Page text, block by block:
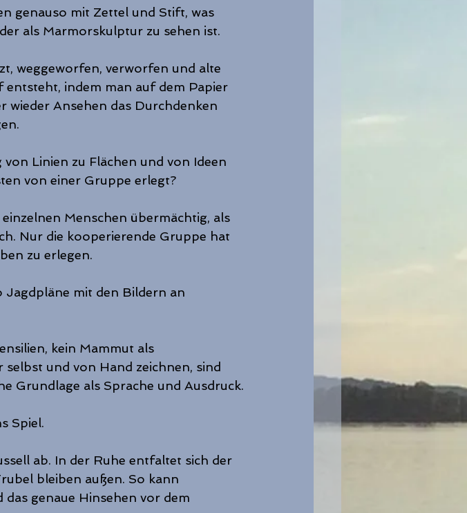
genauso mit Zettel und Stift, was
als Marmorskulptur zu sehen ist.
weggeworfen, verworfen und alte
entsteht, indem man auf dem Papier
wieder Ansehen das Durchdenken
Linien zu Flächen und von Ideen
von einer Gruppe erlegt?
Menschen übermächtig, als
Nur die kooperierende Gruppe hat
zu erlegen.
Jagdpläne mit den Bildern an
kein Mammut als
und von Hand zeichnen, sind
Grundlage als Sprache und Ausdruck.
Spiel.
ab. In der Ruhe entfaltet sich der
bleiben außen. So kann
genaue Hinsehen vor dem